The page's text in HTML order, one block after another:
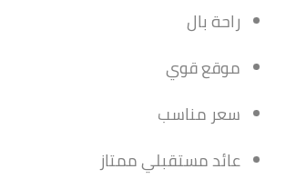
راحة بال
موقع قوي
سعر مناسب
عائد مستقبلي ممتاز